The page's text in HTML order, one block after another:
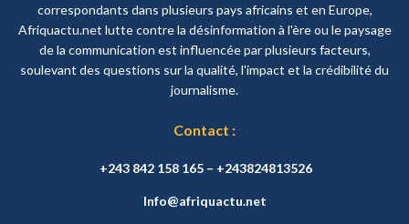
correspondants dans plusieurs pays africains et en Europe,
Afriquactu.net lutte contre la désinformation à l'ère ou le paysage
de la communication est influencée par plusieurs facteurs,
soulevant des questions sur la qualité, l'impact et la crédibilité du
journalisme.
Contact :
+243 842 158 165 – +243824813526
Info@afriquactu.net